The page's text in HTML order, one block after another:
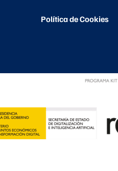
Política de Cookies